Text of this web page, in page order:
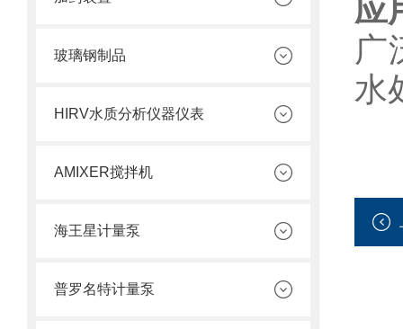
玻璃钢制品
HIRV水质分析仪器仪表
AMIXER搅拌机
海王星计量泵
普罗名特计量泵
应
广
水